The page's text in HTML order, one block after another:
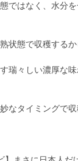
ではなく、水分
状態で収穫するか
瑞々しい濃厚な
なタイミングで